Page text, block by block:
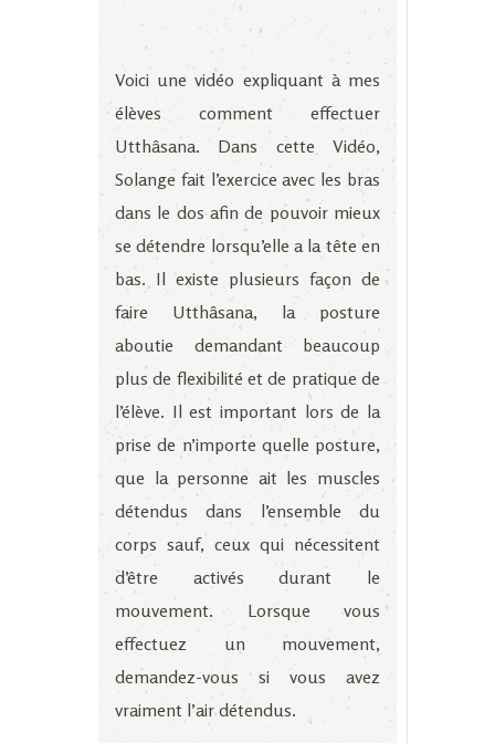
Voici une vidéo expliquant à mes
élèves comment effectuer
Utthâsana. Dans cette Vidéo,
Solange fait l’exercice avec les bras
dans le dos afin de pouvoir mieux
se détendre lorsqu’elle a la tête en
bas. Il existe plusieurs façon de
faire Utthâsana, la posture
aboutie demandant beaucoup
plus de flexibilité et de pratique de
l’élève. Il est important lors de la
prise de n’importe quelle posture,
que la personne ait les muscles
détendus dans l’ensemble du
corps sauf, ceux qui nécessitent
d’être activés durant le
mouvement. Lorsque vous
effectuez un mouvement,
demandez-vous si vous avez
vraiment l’air détendus.